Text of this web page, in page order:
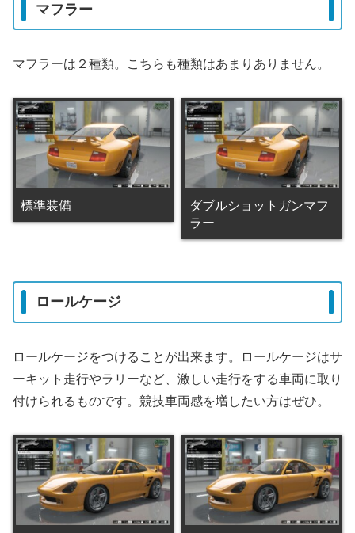
マフラー
マフラーは２種類。こちらも種類はあまりありません。
標準装備
ダブルショットガンマフ
ラー
ロールケージ
ロールケージをつけることが出来ます。ロールケージはサ
ーキット走行やラリーなど、激しい走行をする車両に取り
付けられるものです。競技車両感を増したい方はぜひ。